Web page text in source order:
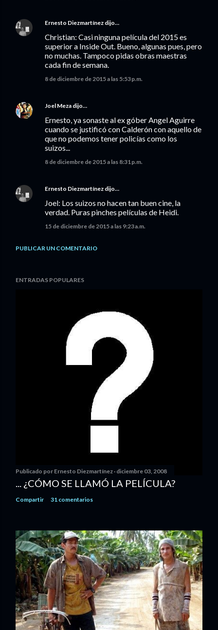
Ernesto Diezmartínez dijo…
Christian: Casi ninguna película del 2015 es
superior a Inside Out. Bueno, algunas pues, pero
no muchas. Tampoco pidas obras maestras
cada fin de semana.
8 de diciembre de 2015 a las 5:53 p.m.
Joel Meza dijo…
Ernesto, ya sonaste al ex góber Angel Aguirre
cuando se justificó con Calderón con aquello de
que no podemos tener policías como los
suizos...
8 de diciembre de 2015 a las 8:31 p.m.
Ernesto Diezmartínez dijo…
Joel: Los suizos no hacen tan buen cine, la
verdad. Puras pinches películas de Heidi.
15 de diciembre de 2015 a las 9:23 a.m.
PUBLICAR UN COMENTARIO
ENTRADAS POPULARES
Publicado por Ernesto Diezmartínez diciembre 03, 2008
... ¿CÓMO SE LLAMÓ LA PELÍCULA?
Compartir 31 comentarios